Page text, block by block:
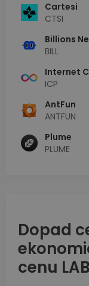
Cartesi
CTSI
Billions
BILL
Internet
ICP
AntFun
ANTFUN
Plume
PLUME
Dopad
cenu LAB